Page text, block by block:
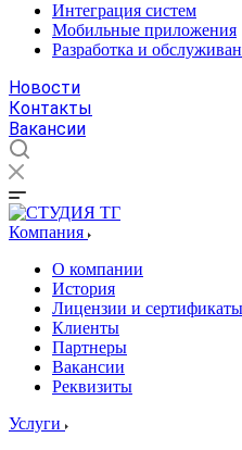
Интеграция систем
Мобильные приложения
Разработка и
Новости
Контакты
Вакансии
Компания
О компании
История
Лицензии и сертификаты
Клиенты
Партнеры
Вакансии
Реквизиты
Услуги